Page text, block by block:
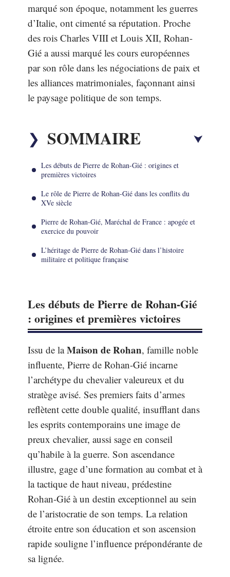
marqué son époque, notamment les guerres
d’Italie, ont cimenté sa réputation. Proche
des rois Charles VIII et Louis XII, Rohan-
Gié a aussi marqué les cours européennes
par son rôle dans les négociations de paix et
les alliances matrimoniales, façonnant ainsi
le paysage politique de son temps.
SOMMAIRE
Les débuts de Pierre de Rohan-Gié : origines et
premières victoires
Le rôle de Pierre de Rohan-Gié dans les conflits du
XVe siècle
Pierre de Rohan-Gié, Maréchal de France : apogée et
exercice du pouvoir
L’héritage de Pierre de Rohan-Gié dans l’histoire
militaire et politique française
Les débuts de Pierre de Rohan-Gié
: origines et premières victoires
Issu de laMaison de Rohan, famille noble
influente, Pierre de Rohan-Gié incarne
l’archétype du chevalier valeureux et du
stratège avisé. Ses premiers faits d’armes
reflètent cette double qualité, insufflant dans
les esprits contemporains une image de
preux chevalier, aussi sage en conseil
qu’habile à la guerre. Son ascendance
illustre, gage d’une formation au combat et à
la tactique de haut niveau, prédestine
Rohan-Gié à un destin exceptionnel au sein
de l’aristocratie de son temps. La relation
étroite entre son éducation et son ascension
rapide souligne l’influence prépondérante de
sa lignée.